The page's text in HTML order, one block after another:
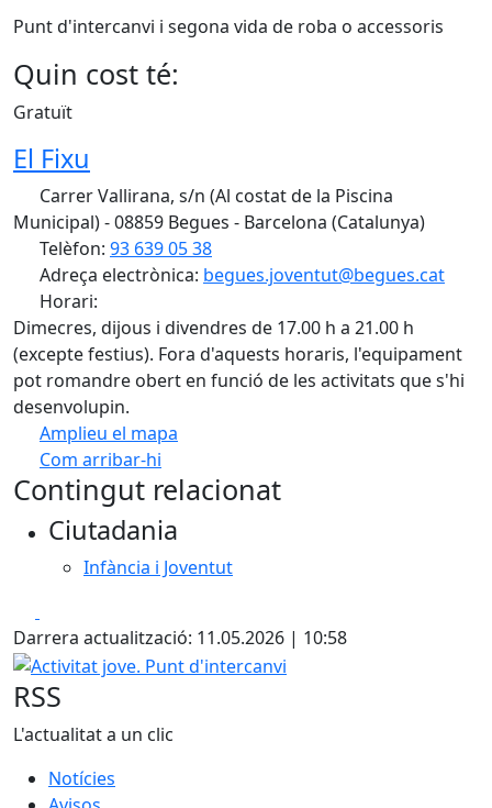
Punt d'intercanvi i segona vida de roba o accessoris
Quin cost té:
Gratuït
El Fixu
Carrer Vallirana, s/n (Al costat de la Piscina
Municipal) - 08859 Begues - Barcelona (Catalunya)
Telèfon: 93 639 05 38
Adreça electrònica: begues.joventut@begues.cat
Horari:
Dimecres, dijous i divendres de 17.00 h a 21.00 h
(excepte festius). Fora d'aquests horaris, l'equipament
pot romandre obert en funció de les activitats que s'hi
desenvolupin.
Amplieu el mapa
Com arribar-hi
+
−
Contingut relacionat
Ciutadania
Infància i Joventut
Darrera actualització: 11.05.2026 | 10:58
Activitat jove. Punt d'intercanvi
RSS
L'actualitat a un clic
Notícies